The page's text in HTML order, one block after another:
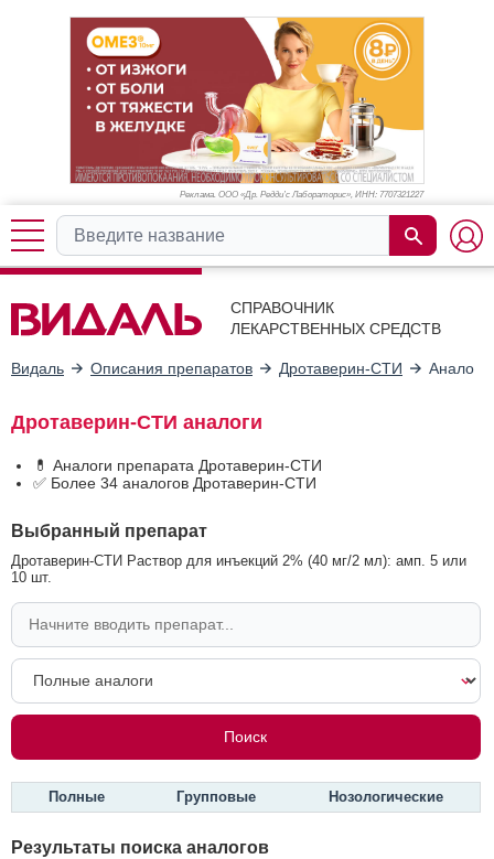
Реклама. ООО «Др. Редди’с Лабораторис», ИНН: 7707321227
СПРАВОЧНИК
ЛЕКАРСТВЕННЫХ СРЕДСТВ
Видаль Описания препаратов Дротаверин-СТИ Аналоги
Дротаверин-СТИ аналоги
💊 Аналоги препарата Дротаверин-СТИ
✅ Более 34 аналогов Дротаверин-СТИ
Выбранный препарат
Дротаверин-СТИ Раствор для инъекций 2% (40 мг/2 мл): амп. 5 или
10 шт.
Полные Групповые Нозологические
Результаты поиска аналогов